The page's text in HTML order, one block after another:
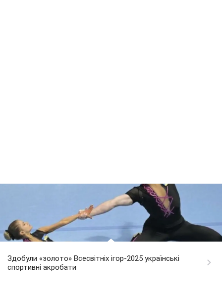
Здобули «золото» Всесвітніх ігор-2025 українські
спортивні акробати